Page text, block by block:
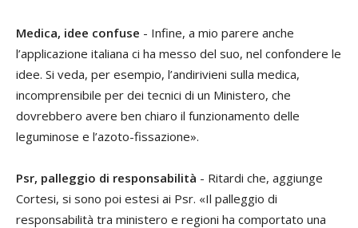
Medica, idee confuse - Infine, a mio parere anche
l’applicazione italiana ci ha messo del suo, nel confondere le
idee. Si veda, per esempio, l’andirivieni sulla medica,
incomprensibile per dei tecnici di un Ministero, che
dovrebbero avere ben chiaro il funzionamento delle
leguminose e l’azoto-fissazione».
Psr, palleggio di responsabilità - Ritardi che, aggiunge
Cortesi, si sono poi estesi ai Psr. «Il palleggio di
responsabilità tra ministero e regioni ha comportato una